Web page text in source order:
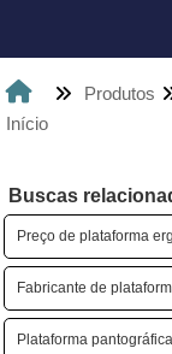
Início
Produtos
Buscas
Preço de plataforma
Fabricante de
Plataforma